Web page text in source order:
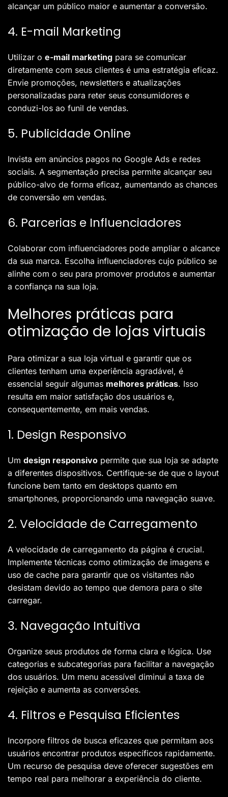
alcançar um público maior e aumentar a conversão.
4. E-mail Marketing
Utilizar o e-mail marketing para se comunicar
diretamente com seus clientes é uma estratégia eficaz.
Envie promoções, newsletters e atualizações
personalizadas para reter seus consumidores e
conduzi-los ao funil de vendas.
5. Publicidade Online
Invista em anúncios pagos no Google Ads e redes
sociais. A segmentação precisa permite alcançar seu
público-alvo de forma eficaz, aumentando as chances
de conversão em vendas.
6. Parcerias e Influenciadores
Colaborar com influenciadores pode ampliar o alcance
da sua marca. Escolha influenciadores cujo público se
alinhe com o seu para promover produtos e aumentar
a confiança na sua loja.
Melhores práticas para
otimização de lojas virtuais
Para otimizar a sua loja virtual e garantir que os
clientes tenham uma experiência agradável, é
essencial seguir algumas melhores práticas. Isso
resulta em maior satisfação dos usuários e,
consequentemente, em mais vendas.
1. Design Responsivo
Um design responsivo permite que sua loja se adapte
a diferentes dispositivos. Certifique-se de que o layout
funcione bem tanto em desktops quanto em
smartphones, proporcionando uma navegação suave.
2. Velocidade de Carregamento
A velocidade de carregamento da página é crucial.
Implemente técnicas como otimização de imagens e
uso de cache para garantir que os visitantes não
desistam devido ao tempo que demora para o site
carregar.
3. Navegação Intuitiva
Organize seus produtos de forma clara e lógica. Use
categorias e subcategorias para facilitar a navegação
dos usuários. Um menu acessível diminui a taxa de
rejeição e aumenta as conversões.
4. Filtros e Pesquisa Eficientes
Incorpore filtros de busca eficazes que permitam aos
usuários encontrar produtos específicos rapidamente.
Um recurso de pesquisa deve oferecer sugestões em
tempo real para melhorar a experiência do cliente.